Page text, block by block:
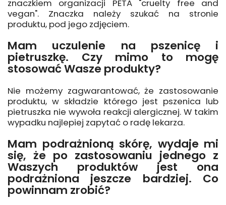
znaczkiem organizacji PETA "cruelty free and
vegan". Znaczka należy szukać na stronie
produktu, pod jego zdjęciem.
Mam uczulenie na pszenicę i
pietruszkę. Czy mimo to mogę
stosować Wasze produkty?
Nie możemy zagwarantować, że zastosowanie
produktu, w składzie którego jest pszenica lub
pietruszka nie wywoła reakcji alergicznej. W takim
wypadku najlepiej zapytać o radę lekarza.
Mam podrażnioną skórę, wydaje mi
się, że po zastosowaniu jednego z
Waszych produktów jest ona
podrażniona jeszcze bardziej. Co
powinnam zrobić?